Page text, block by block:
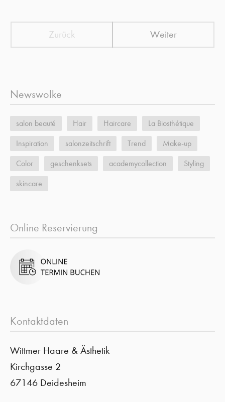
Zurück Weiter
Newswolke
salon beauté Hair Haircare La Biosthétique
Inspiration salonzeitschrift Trend Make-up
Color geschenksets academycollection Styling
skincare
Online Reservierung
Kontaktdaten
Wittmer Haare & Ästhetik
Kirchgasse 2
67146 Deidesheim